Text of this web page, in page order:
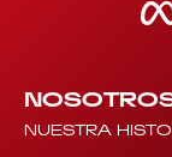
NUESTRA